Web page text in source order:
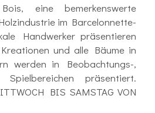
eine bemerkenswerte
im Barcelonnette-
Handwerker präsentieren
und alle Bäume in
werden in Beobachtungs-,
präsentiert.
BIS SAMSTAG VON